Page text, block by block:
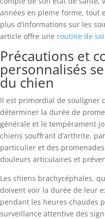
années en pleine forme, tout
plus d’informations sur les
article offre une routine de
Précautions et
personnalisés
du chien
Il est primordial de souligner
déterminer la durée de
générale et le tempérament
chiens souffrant d’arthrite,
particulier et des
douleurs articulaires et
Les chiens brachycéphales,
doivent voir la durée de leur
pendant les heures chaudes
surveillance attentive des